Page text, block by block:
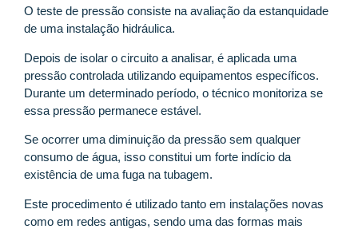
O teste de pressão consiste na avaliação da estanquidade
de uma instalação hidráulica.
Depois de isolar o circuito a analisar, é aplicada uma
pressão controlada utilizando equipamentos específicos.
Durante um determinado período, o técnico monitoriza se
essa pressão permanece estável.
Se ocorrer uma diminuição da pressão sem qualquer
consumo de água, isso constitui um forte indício da
existência de uma fuga na tubagem.
Este procedimento é utilizado tanto em instalações novas
como em redes antigas, sendo uma das formas mais